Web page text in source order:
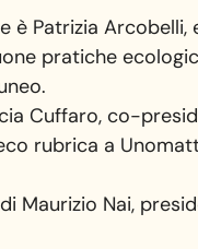
è Patrizia Arcobelli,
pratiche
Cuffaro, co-
rubrica a
Maurizio Nai,